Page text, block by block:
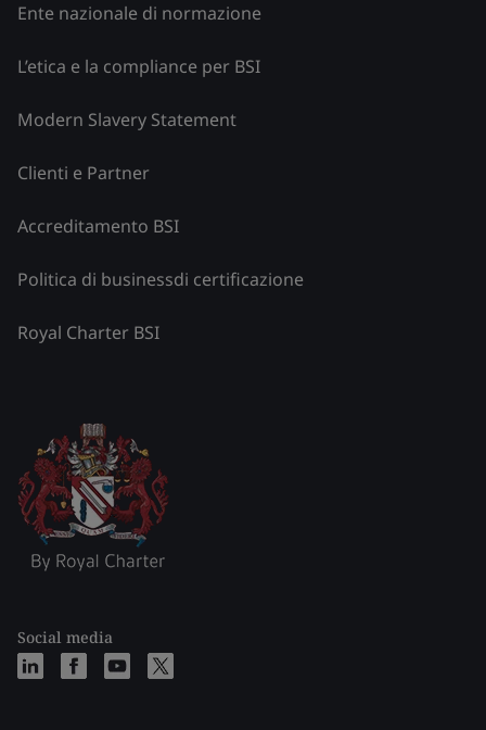
Ente nazionale di normazione
L’etica e la compliance per BSI
Modern Slavery Statement
Clienti e Partner
Accreditamento BSI
Politica di businessdi certificazione
Royal Charter BSI
Social media